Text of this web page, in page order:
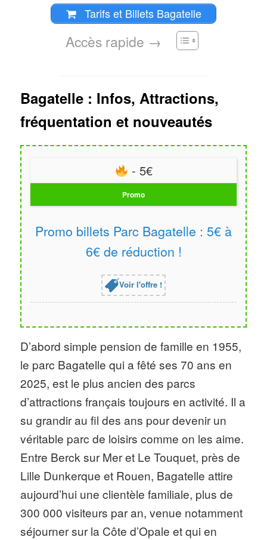
Tarifs et Billets Bagatelle
Accès rapide →
Bagatelle : Infos, Attractions,
fréquentation et nouveautés
- 5€
Promo
Promo billets Parc Bagatelle : 5€ à
6€ de réduction !
Voir l'offre !
D’abord simple pension de famille en 1955,
le parc Bagatelle qui a fêté ses 70 ans en
2025, est le plus ancien des parcs
d’attractions français toujours en activité. Il a
su grandir au fil des ans pour devenir un
véritable parc de loisirs comme on les aime.
Entre Berck sur Mer et Le Touquet, près de
Lille Dunkerque et Rouen, Bagatelle attire
aujourd’hui une clientèle familiale, plus de
300 000 visiteurs par an, venue notamment
séjourner sur la Côte d’Opale et qui en